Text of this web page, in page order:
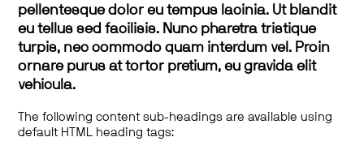
pellentesque dolor eu tempus lacinia. Ut blandit
eu tellus sed facilisis. Nunc pharetra tristique
turpis, nec commodo quam interdum vel. Proin
ornare purus at tortor pretium, eu gravida elit
vehicula.
The following content sub-headings are available using
default HTML heading tags: